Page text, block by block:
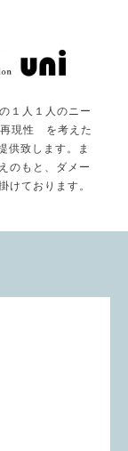
１人１人のニー
再現性 を考えた
供致します。ま
のもと、ダメー
けております。